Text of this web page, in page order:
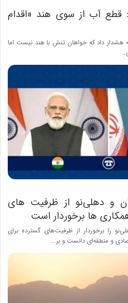
قطع آب از سوی هند «اقدام
هشدار داد که خواهان تنش با هند نیست اما
و دهلی‌نو از ظرفیت های
ها برخوردار است
را برخوردار از ظرفیت‌های گسترده برای
و منطقه‌ای دانست و بر…